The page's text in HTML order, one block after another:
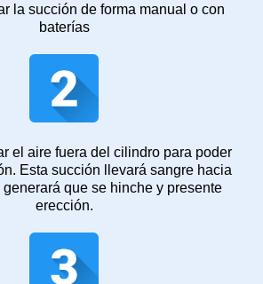
la succión de forma manual o con
baterías
el aire fuera del cilindro para poder
Esta succión llevará sangre hacia
que se hinche y presente
erección.